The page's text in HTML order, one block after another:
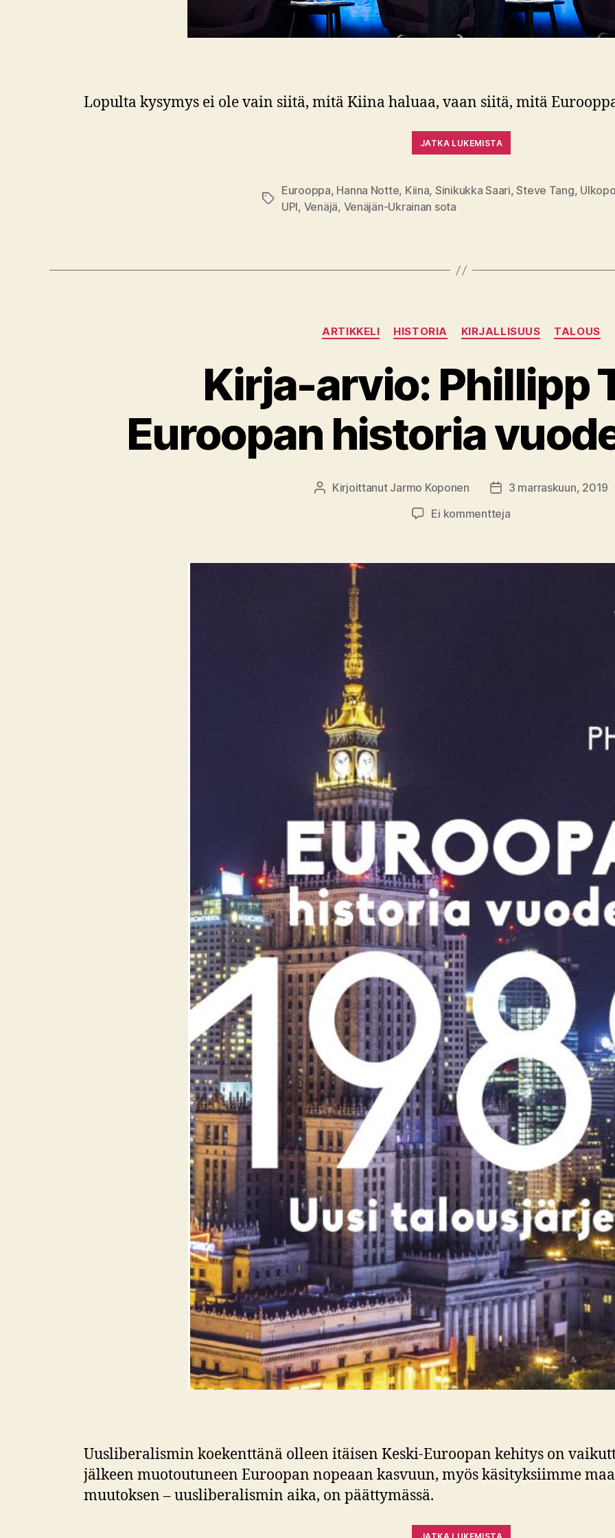
Lopulta kysymys ei ole vain siitä, mitä Kiina haluaa, vaan siitä, mitä
JATKA LUKEMISTA
Avainsanat
Eurooppa, Hanna Notte, Kiina, Sinikukka Saari,Steve Tang,
UPI, Venäjä, Venäjän-Ukrainan sota
Kategoriat
ARTIKKELI HISTORIA KIRJALLISUUS TALOUS
Kirja-arvio: Phillipp
Euroopan historia
Kirjoittaja
Kirjoittanut Jarmo Koponen Julkaisupäivämäärä
3 marraskuun, 2019
Ei kommenttejaartikkeliin
Phillipp
Uusliberalismin koekenttänä olleen itäisen Keski-Euroopan kehitys on
jälkeen muotoutuneen Euroopan nopeaan kasvuun, myös käsityksiimme
muutoksen – uusliberalismin aika, on päättymässä.